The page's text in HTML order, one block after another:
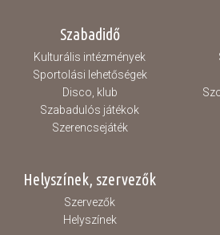
Szabadidő
Kulturális intézmények
Sportolási lehetőségek
Disco, klub
Szabadulós játékok
Szerencsejáték
Helyszínek, szervezők
Szervezők
Helyszínek